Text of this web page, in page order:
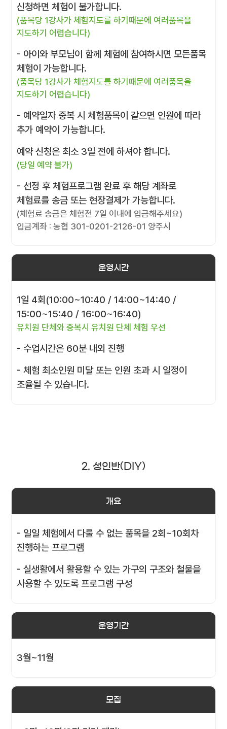
신청하면 체험이 불가합니다.
(품목당 1강사가 체험지도를 하기때문에 여러품목을
지도하기 어렵습니다)
- 아이와 부모님이 함께 체험에 참여하시면 모든품목
체험이 가능합니다.
(품목당 1강사가 체험지도를 하기때문에 여러품목을
지도하기 어렵습니다)
- 예약일자 중복 시 체험품목이 같으면 인원에 따라
추가 예약이 가능합니다.
예약 신청은 최소 3일 전에 하셔야 합니다.
(당일 예약 불가)
- 선정 후 체험프로그램 완료 후 해당 계좌로
체험료를 송금 또는 현장결제가 가능합니다.
(체험료 송금은 체험전 7일 이내에 입금해주세요)
입금계좌 : 농협 301-0201-2126-01 양주시
운영시간
1일 4회(10:00~10:40 / 14:00~14:40 /
15:00~15:40 / 16:00~16:40)
유치원 단체와 중복시 유치원 단체 체험 우선
- 수업시간은 60분 내외 진행
- 체험 최소인원 미달 또는 인원 초과 시 일정이
조율될 수 있습니다.
2. 성인반(DIY)
개요
- 일일 체험에서 다룰 수 없는 품목을 2회~10회차
진행하는 프로그램
- 실생활에서 활용할 수 있는 가구의 구조와 철물을
사용할 수 있도록 프로그램 구성
운영기간
3월~11월
모집